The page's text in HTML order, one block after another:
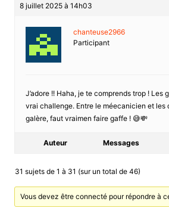
8 juillet 2025 à 14h03
chanteuse2966
Participant
J’adore !! Haha, je te comprends trop ! Les
vrai challenge. Entre le méecanicien et les
galère, faut vraimen faire gaffe ! 😅💸
Auteur Messages
31 sujets de 1 à 31 (sur un total de 46)
Vous devez être connecté pour répondre à